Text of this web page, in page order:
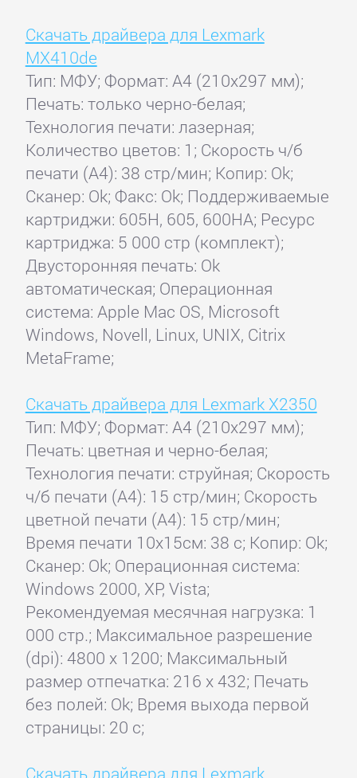
Скачать драйвера для Lexmark
MX410de
Тип: МФУ; Формат: A4 (210x297 мм);
Печать: только черно-белая;
Технология печати: лазерная;
Количество цветов: 1; Скорость ч/б
печати (А4): 38 стр/мин; Копир: Ok;
Сканер: Ok; Факс: Ok; Поддерживаемые
картриджи: 605H, 605, 600HA; Ресурс
картриджа: 5 000 стр (комплект);
Двусторонняя печать: Ok
автоматическая; Операционная
система: Apple Mac OS, Microsoft
Windows, Novell, Linux, UNIX, Citrix
MetaFrame;
Скачать драйвера для Lexmark X2350
Тип: МФУ; Формат: A4 (210x297 мм);
Печать: цветная и черно-белая;
Технология печати: струйная; Скорость
ч/б печати (А4): 15 стр/мин; Скорость
цветной печати (А4): 15 стр/мин;
Время печати 10x15см: 38 с; Копир: Ok;
Сканер: Ok; Операционная система:
Windows 2000, XP, Vista;
Рекомендуемая месячная нагрузка: 1
000 стр.; Максимальное разрешение
(dpi): 4800 x 1200; Максимальный
размер отпечатка: 216 x 432; Печать
без полей: Ok; Время выхода первой
страницы: 20 с;
Скачать драйвера для Lexmark